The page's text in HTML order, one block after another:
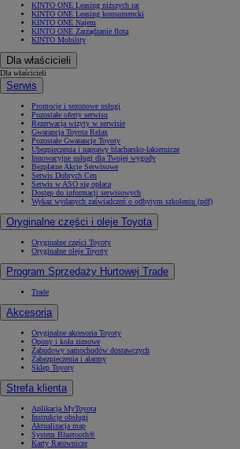
KINTO ONE Leasing niższych rat
KINTO ONE Leasing konsumencki
KINTO ONE Najem
KINTO ONE Zarządzanie flotą
KINTO Mobility
Dla właścicieli
Dla właścicieli
Serwis
Promocje i sezonowe usługi
Pozostałe oferty serwisu
Rezerwacja wizyty w serwisie
Gwarancja Toyota Relax
Pozostałe Gwarancje Toyoty
Ubezpieczenia i naprawy blacharsko-lakiernicze
Innowacyjne usługi dla Twojej wygody
Bezpłatne Akcje Serwisowe
Serwis Dobrych Cen
Serwis w ASO się opłaca
Dostęp do informacji serwisowych
Wykaz wydanych zaświadczeń o odbytym szkoleniu (pdf)
Oryginalne części i oleje Toyota
Oryginalne części Toyoty
Oryginalne oleje Toyoty
Program Sprzedaży Hurtowej Trade
Trade
Akcesoria
Oryginalne akcesoria Toyoty
Opony i koła zimowe
Zabudowy samochodów dostawczych
Zabezpieczenia i alarmy
Sklep Toyoty
Strefa klienta
Aplikacja MyToyota
Instrukcje obsługi
Aktualizacja map
System Bluetooth®
Karty Ratownicze